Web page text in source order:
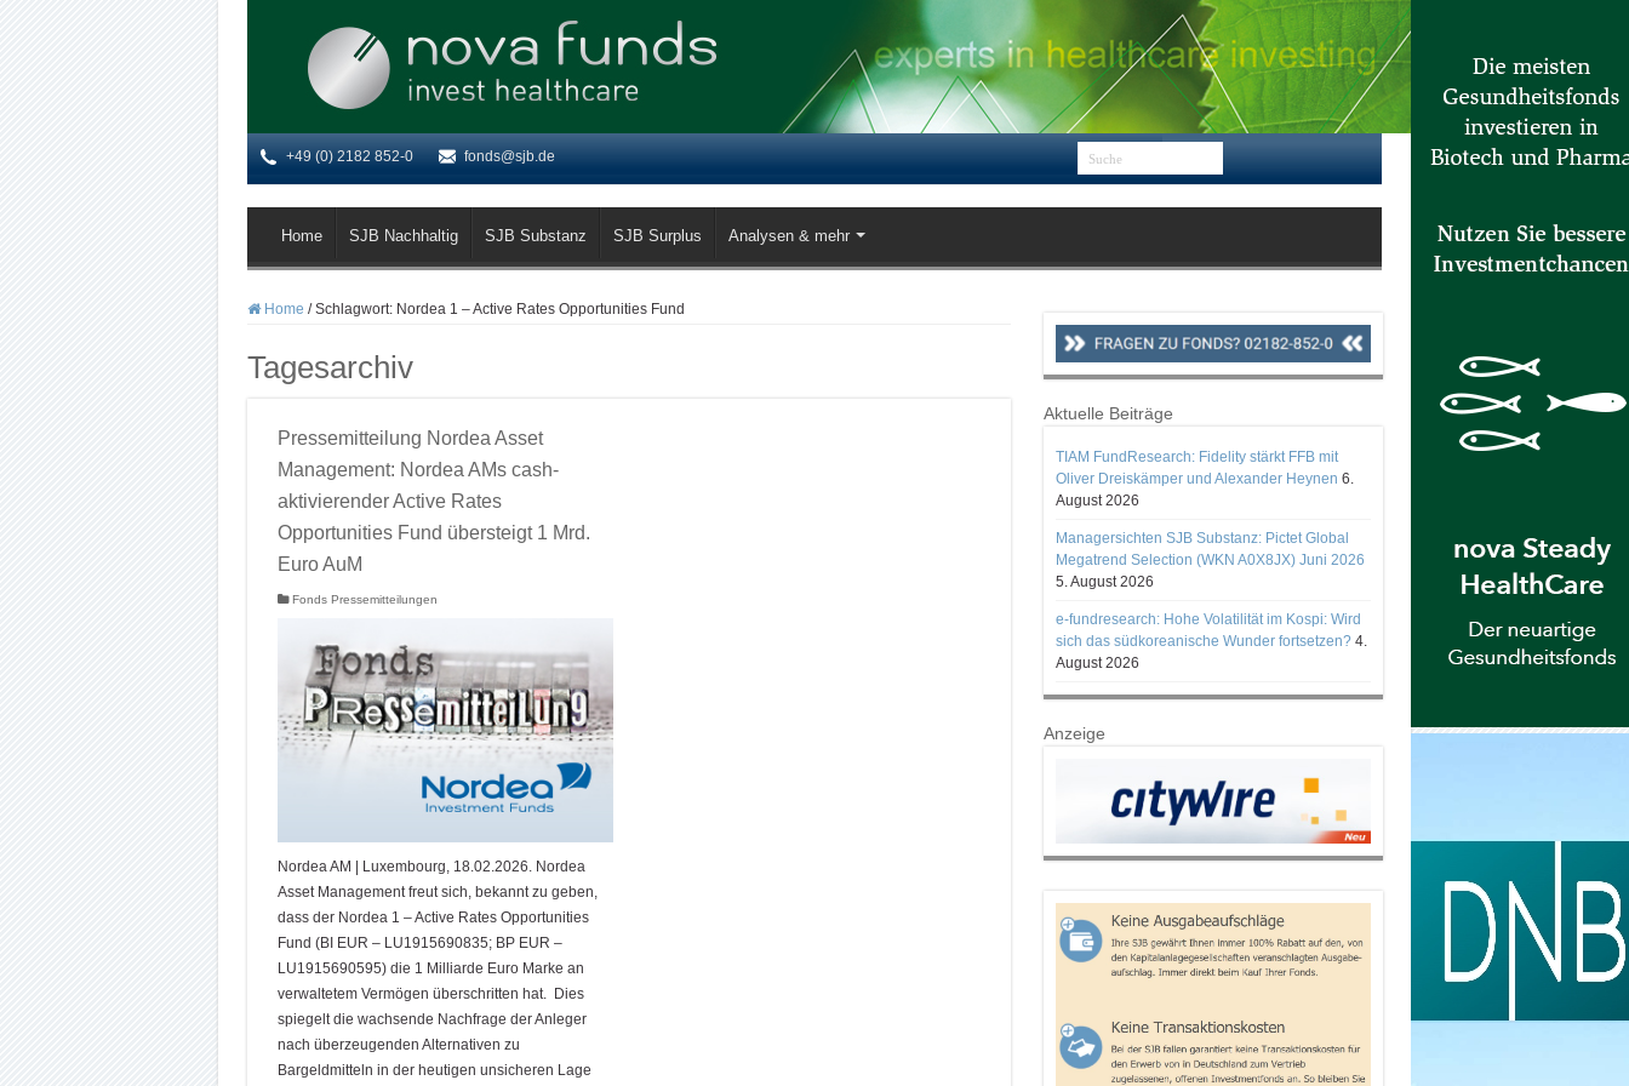
+49 (0) 2182 852-0 fonds@sjb.de
Home SJB Nachhaltig SJB Substanz SJB Surplus Analysen & mehr
Home / Schlagwort: Nordea 1 – Active Rates Opportunities Fund
Tagesarchiv
Pressemitteilung Nordea Asset
Management: Nordea AMs cash-
aktivierender Active Rates
Opportunities Fund übersteigt 1 Mrd.
Euro AuM
Fonds Pressemitteilungen
Nordea AM | Luxembourg, 18.02.2026. Nordea
Asset Management freut sich, bekannt zu geben,
dass der Nordea 1 – Active Rates Opportunities
Fund (BI EUR – LU1915690835; BP EUR –
LU1915690595) die 1 Milliarde Euro Marke an
verwaltetem Vermögen überschritten hat. Dies
spiegelt die wachsende Nachfrage der Anleger
nach überzeugenden Alternativen zu
Bargeldmitteln in der heutigen unsicheren Lage
Aktuelle Beiträge
TIAM FundResearch: Fidelity stärkt FFB mit
Oliver Dreiskämper und Alexander Heynen 6.
August 2026
Managersichten SJB Substanz: Pictet Global
Megatrend Selection (WKN A0X8JX) Juni 2026
5. August 2026
e-fundresearch: Hohe Volatilität im Kospi: Wird
sich das südkoreanische Wunder fortsetzen? 4.
August 2026
Anzeige